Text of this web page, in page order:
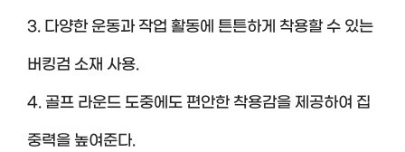
3. 다양한 운동과 작업 활동에 튼튼하게 착용할 수 있는
버킹검 소재 사용.
4. 골프 라운드 도중에도 편안한 착용감을 제공하여 집
중력을 높여준다.